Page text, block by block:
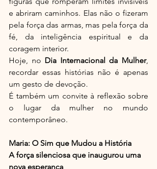
e abriram caminhos. Elas não o fizeram
pela força das armas, mas pela força da
fé, da inteligência espiritual e da
coragem interior.
Hoje, no Dia Internacional da Mulher,
recordar essas histórias não é apenas
um gesto de devoção.
É também um convite à reflexão sobre
o lugar da mulher no mundo
contemporâneo.
Maria: O Sim que Mudou a História
A força silenciosa que inaugurou uma
nova esperança